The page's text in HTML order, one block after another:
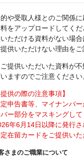
や受取人様とのご関係
をアップロードしてくだ
ただける資料がない場
供いただけない理由をご
提供いただいた資料が
ますのでご注意ください
提供の際の注意事項】
定申告書等、マイナンバ
ー部分をマスキングして
年6月14日以降に発行
在留カードをご提供い
まのご職業について